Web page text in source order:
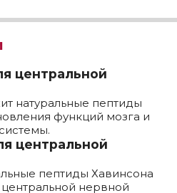
центральной
натуральные пептиды
функций мозга и
центральной
пептиды Хавинсона
нервной